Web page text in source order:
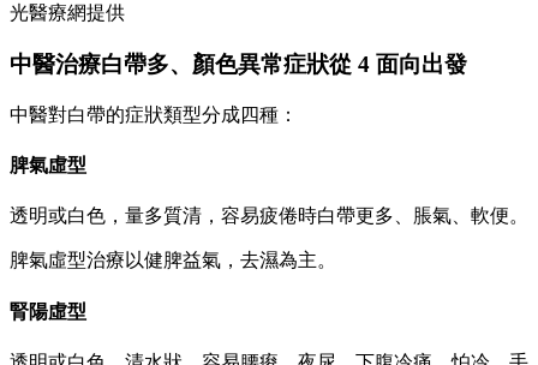
光醫療網提供
中醫治療白帶多、顏色異常症狀從 4 面向出發
中醫對白帶的症狀類型分成四種：
脾氣虛型
透明或白色，量多質清，容易疲倦時白帶更多、脹氣、軟便。
脾氣虛型治療以健脾益氣，去濕為主。
腎陽虛型